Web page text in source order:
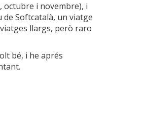
octubre i novembre), i
de Softcatalà, un viatge
llargs, però raro
bé, i he aprés